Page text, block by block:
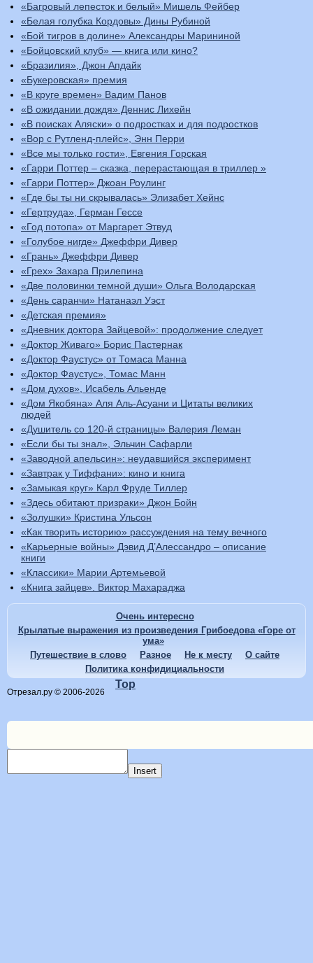
«Багровый лепесток и белый» Мишель Фейбер
«Белая голубка Кордовы» Дины Рубиной
«Бой тигров в долине» Александры Марининой
«Бойцовский клуб» — книга или кино?
«Бразилия», Джон Апдайк
«Букеровская» премия
«В круге времен» Вадим Панов
«В ожидании дождя» Деннис Лихейн
«В поисках Аляски» о подростках и для подростков
«Вор с Рутленд-плейс», Энн Перри
«Все мы только гости», Евгения Горская
«Гарри Поттер – сказка, перерастающая в триллер »
«Гарри Поттер» Джоан Роулинг
«Где бы ты ни скрывалась» Элизабет Хейнс
«Гертруда», Герман Гессе
«Год потопа» от Маргарет Этвуд
«Голубое нигде» Джеффри Дивер
«Грань» Джеффри Дивер
«Грех» Захара Прилепина
«Две половинки темной души» Ольга Володарская
«День саранчи» Натанаэл Уэст
«Детская премия»
«Дневник доктора Зайцевой»: продолжение следует
«Доктор Живаго» Борис Пастернак
«Доктор Фаустус» от Томаса Манна
«Доктор Фаустус», Томас Манн
«Дом духов», Исабель Альенде
«Дом Якобяна» Аля Аль-Асуани и Цитаты великих
людей
«Душитель со 120-й страницы» Валерия Леман
«Если бы ты знал», Эльчин Сафарли
«Заводной апельсин»: неудавшийся эксперимент
«Завтрак у Тиффани»: кино и книга
«Замыкая круг» Карл Фруде Тиллер
«Здесь обитают призраки» Джон Бойн
«Золушки» Кристина Ульсон
«Как творить историю» рассуждения на тему вечного
«Карьерные войны» Дэвид Д’Алессандро – описание
книги
«Классики» Марии Артемьевой
«Книга зайцев». Виктор Махараджа
Очень интересно
Крылатые выражения из произведения Грибоедова «Горе от
ума»
Путешествие в слово
Разное Не к месту
О сайте
Политика конфидициальности
Отрезал.ру © 2006-2026
Top
Insert